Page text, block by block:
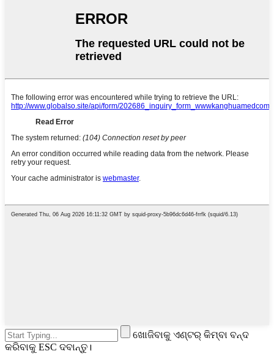
ଖୋଜିବାକୁ ଏଣ୍ଟର୍ କିମ୍ବା ବନ୍ଦ
କରିବାକୁ ESC ଦବାନ୍ତୁ।